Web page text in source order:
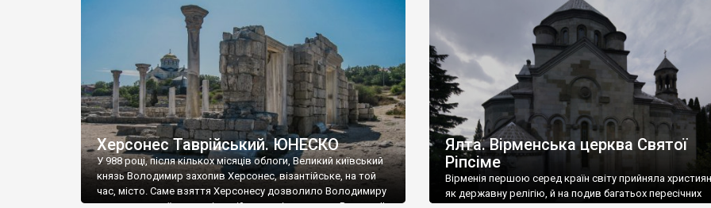
візантійської доби. Раритети викрадені з фондів об’єкту
культурної спадщини ЮНЕСКО «Херсонеса Таврійського».
Офіційно – на виставку «Золото Візантії», але експерти та
влада в Україні вважають це лише […]
називаються «повстяками» (postaki)…” “Вино. Крим
виробляє відмінне вино і його вдосталь: воно все
легке біле і дуже […]
Херсонес Таврійський. ЮНЕСКО
У 988 році, після кількох місяців облоги, Великий київський
князь Володимир захопив Херсонес, візантійське, на той
час, місто. Саме взяття Херсонесу дозволило Володимиру
Ялта. Вірменська церква Святої
Ріпсіме
Вірменія першою серед країн світу прийняла
як державну релігію, й на подив багатьох пересічних